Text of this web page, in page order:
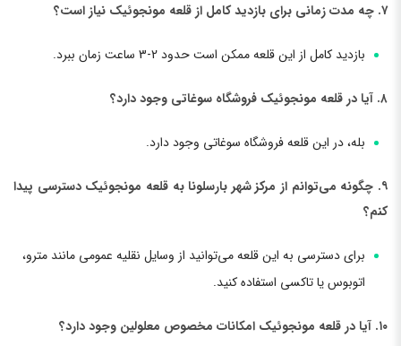
۷. چه مدت زمانی برای بازدید کامل از قلعه مونجوئیک نیاز است؟
بازدید کامل از این قلعه ممکن است حدود 2-3 ساعت زمان ببرد.
۸. آیا در قلعه مونجوئیک فروشگاه سوغاتی وجود دارد؟
بله، در این قلعه فروشگاه سوغاتی وجود دارد.
۹. چگونه می‌توانم از مرکز شهر بارسلونا به قلعه مونجوئیک دسترسی پیدا
کنم؟
برای دسترسی به این قلعه می‌توانید از وسایل نقلیه عمومی مانند مترو،
اتوبوس یا تاکسی استفاده کنید.
۱۰. آیا در قلعه مونجوئیک امکانات مخصوص معلولین وجود دارد؟